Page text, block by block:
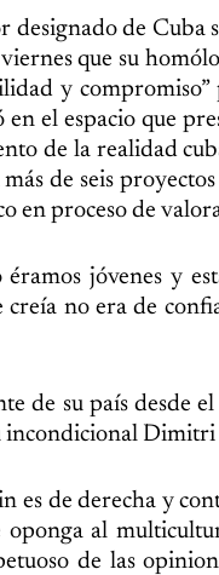
designado de
que su
y
el espacio que
de la realidad
de seis
en proceso de
jóvenes y
no era de
de su país desde
incondicional
es de derecha y
al
de las